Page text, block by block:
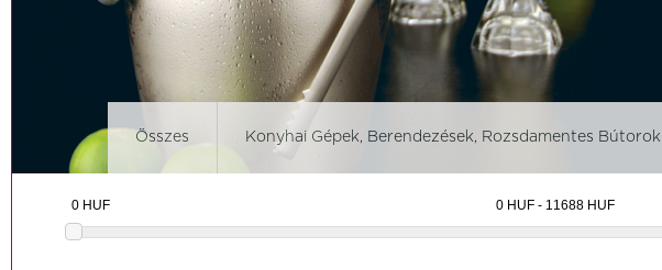
Összes Konyhai Gépek, Berendezések, Rozsdamentes Bútorok
Aurora Vesuvius